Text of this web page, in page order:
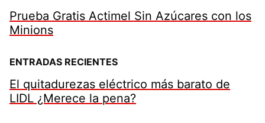
Prueba Gratis Actimel Sin Azúcares con los
Minions
ENTRADAS RECIENTES
El quitadurezas eléctrico más barato de
LIDL ¿Merece la pena?